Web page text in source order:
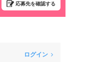
応募先を確認する
ログイン